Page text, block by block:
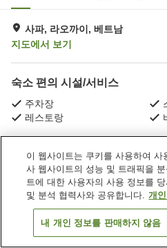
사파, 라오까이, 베트남
지도에서 보기
숙소 편의 시설/서비스
주차장
레스토랑
베트남 라오까이 사파
객실 보
이 웹사이트는 쿠키를 사용하여 사
사 웹사이트의 성능 및 트래픽을
트에 대한 사용자의 사용 정보를
및 분석 협력사와 공유합니다. 개
내 개인 정보를 판매하지 않음